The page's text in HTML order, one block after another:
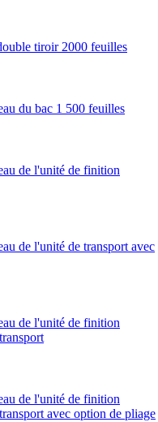
tiroir 2000 feuilles
du bac 1 500 feuilles
de l'unité de finition
de l'unité de transport avec
de l'unité de finition
de l'unité de finition
avec option de pliage